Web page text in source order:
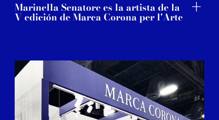
Marinella Senatore es la artista de la
V edición de Marca Corona per l'Arte